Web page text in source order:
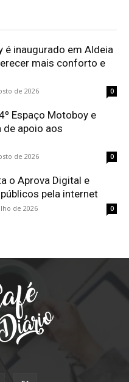
é inaugurado em Aldeia
mais conforto e
de 2026 0
Espaço Motoboy e
de apoio aos
de 2026 0
o Aprova Digital e
pela internet
de 2026 0